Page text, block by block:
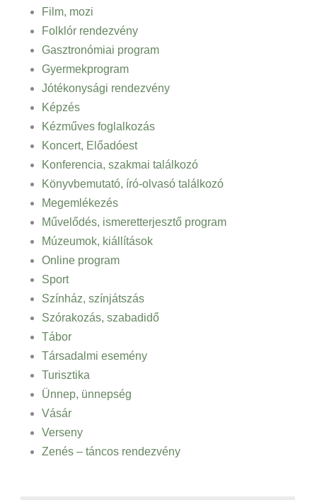
Film, mozi
Folklór rendezvény
Gasztronómiai program
Gyermekprogram
Jótékonysági rendezvény
Képzés
Kézműves foglalkozás
Koncert, Előadóest
Konferencia, szakmai találkozó
Könyvbemutató, író-olvasó találkozó
Megemlékezés
Művelődés, ismeretterjesztő program
Múzeumok, kiállítások
Online program
Sport
Színház, színjátszás
Szórakozás, szabadidő
Tábor
Társadalmi esemény
Turisztika
Ünnep, ünnepség
Vásár
Verseny
Zenés – táncos rendezvény